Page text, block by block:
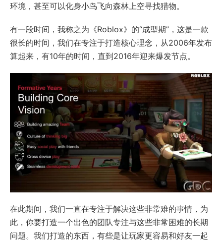
环境，甚至可以化身小鸟飞向森林上空寻找猎物。
有一段时间，我称之为《Roblox》的“成型期”，这是一款
很长的时间，我们在专注于打造核心理念，从2006年发布
算起来，有10年的时间，直到2016年迎来爆发节点。
在此期间，我们一直在专注于解决这些非常难的事情，为
此，你要打造一个出色的团队专注与这些非常困难的长期
问题。我们打造的东西，有些是让玩家更容易和好友一起